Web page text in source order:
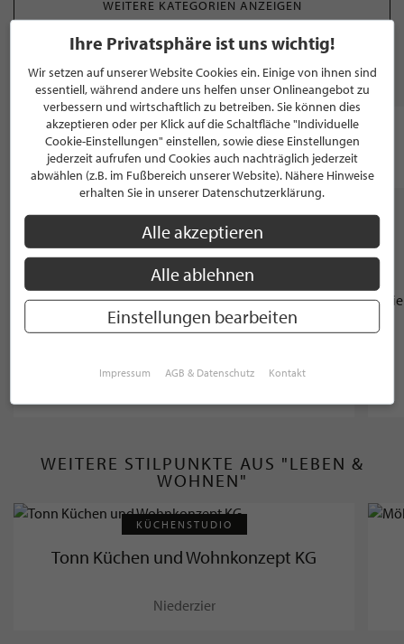
WEITERE KATEGORIEN ANZEIGEN
MARKEN
WEITERE STILPUNKTE GANZ IN DER NÄHE
VON "PLANA KÜCHENLAND SEBASTIAN
DAHMEN KÜCHENVERTRIEB"
APOTHEKE
WEITERE STILPUNKTE AUS "LEBEN &
WOHNEN"
KÜCHENSTUDIO
Tonn Küchen und Wohnkonzept KG
Niederzier
Ihre Privatsphäre ist uns wichtig!
Wir setzen auf unserer Website Cookies ein. Einige von ihnen sind
essentiell, während andere uns helfen unser Onlineangebot zu
verbessern und wirtschaftlich zu betreiben. Sie können dies
akzeptieren oder per Klick auf die Schaltfläche "Individuelle
Cookie-Einstellungen" einstellen, sowie diese Einstellungen
jederzeit aufrufen und Cookies auch nachträglich jederzeit
abwählen (z.B. im Fußbereich unserer Website). Nähere Hinweise
erhalten Sie in unserer Datenschutzerklärung.
Alle akzeptieren
Alle ablehnen
Einstellungen bearbeiten
Impressum AGB & Datenschutz Kontakt